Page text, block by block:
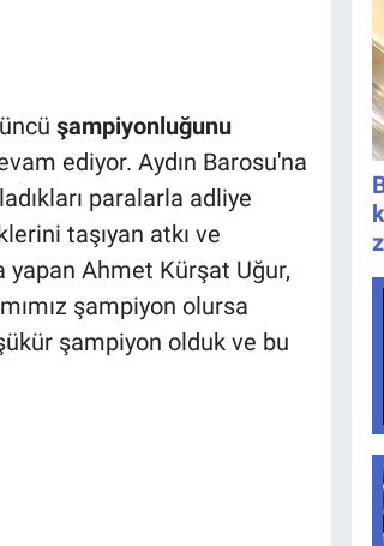
şampiyonluğunu
ediyor. Aydın Barosu'na
paralarla adliye
taşıyan atkı ve
yapan Ahmet Kürşat Uğur,
şampiyon olursa
şampiyon olduk ve bu